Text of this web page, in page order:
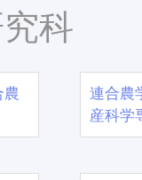
科
連合農
産科学